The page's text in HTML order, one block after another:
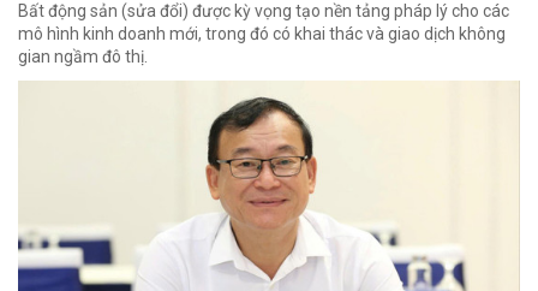
Bất động sản (sửa đổi) được kỳ vọng tạo nền tảng pháp lý cho các
mô hình kinh doanh mới, trong đó có khai thác và giao dịch không
gian ngầm đô thị.